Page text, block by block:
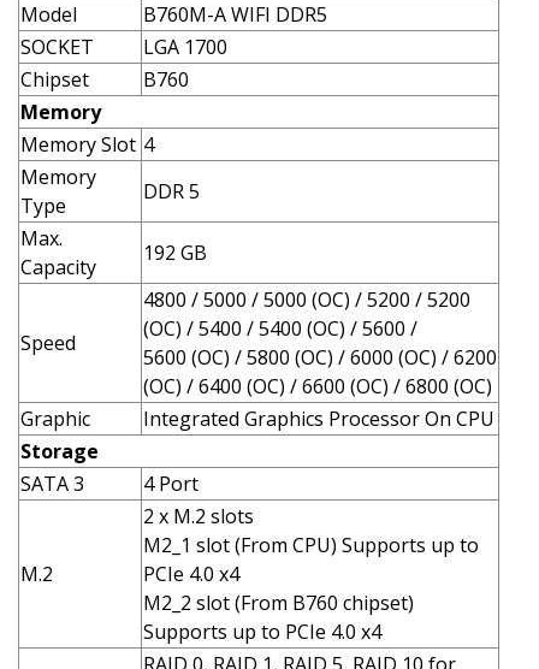
Model
B760M-A WIFI DDR5
SOCKET
LGA 1700
Chipset
B760
Memory
Memory Slot 4
Memory
Type
DDR 5
Max.
Capacity
192 GB
Speed
4800 / 5000 / 5000 (OC) / 5200 / 5200
(OC) / 5400 / 5400 (OC) / 5600 /
5600 (OC) / 5800 (OC) / 6000 (OC) / 6200
(OC) / 6400 (OC) / 6600 (OC) / 6800 (OC)
Graphic
Integrated Graphics Processor On CPU
Storage
SATA 3
4 Port
M.2
2 x M.2 slots
M2_1 slot (From CPU) Supports up to
PCIe 4.0 x4
M2_2 slot (From B760 chipset)
Supports up to PCIe 4.0 x4